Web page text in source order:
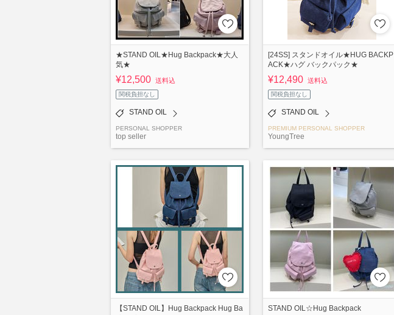
★STAND OIL★Hug Backpack★大人
気★
¥12,500 送料込
関税負担なし
STAND OIL
PERSONAL SHOPPER
top seller
[24SS] スタンドオイル★HUG BACKP
ACK★ハグ バックパック★
¥12,490 送料込
関税負担なし
STAND OIL
PREMIUM PERSONAL SHOPPER
YoungTree
【STAND OIL】Hug Backpack Hug Ba
STAND OIL☆Hug Backpack